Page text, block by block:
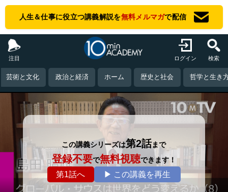
人生＆仕事に役立つ講義解説を無料メルマガで配信
注目 ログイン 検索
芸術と文化 政治と経済 ホーム 歴史と社会 哲学と生き
この講義シリーズは第2話まで
登録不要で無料視聴できます！
第1話へ ▶ この講義を再生